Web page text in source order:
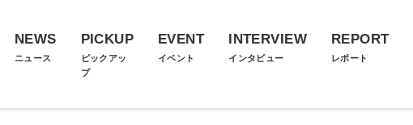
NEWS
ニュース
PICKUP
ピックアッ
プ
EVENT
イベント
INTERVIEW
インタビュー
REPORT
レポート